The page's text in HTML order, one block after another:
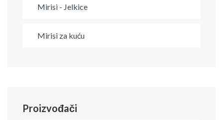
Mirisi - Jelkice
Mirisi za kuću
Proizvođači